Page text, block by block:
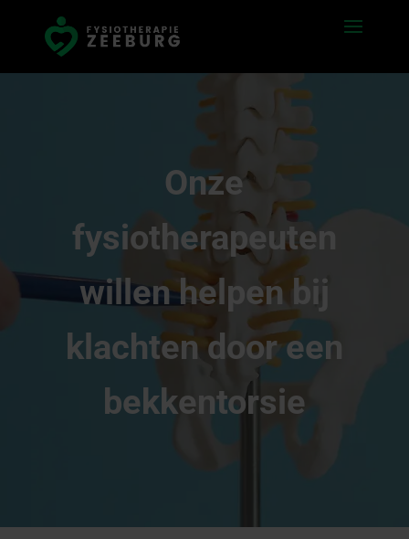
Onze
fysiotherapeuten
willen helpen bij
klachten door een
bekkentorsie